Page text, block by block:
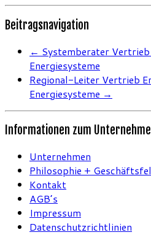
Beitragsnavigation
← Systemberater Vertrieb
Energiesysteme
Regional-Leiter Vertrieb
Energiesysteme →
Informationen zum
Unternehmen
Philosophie +
Kontakt
AGB’s
Impressum
Datenschutzrichtlinien